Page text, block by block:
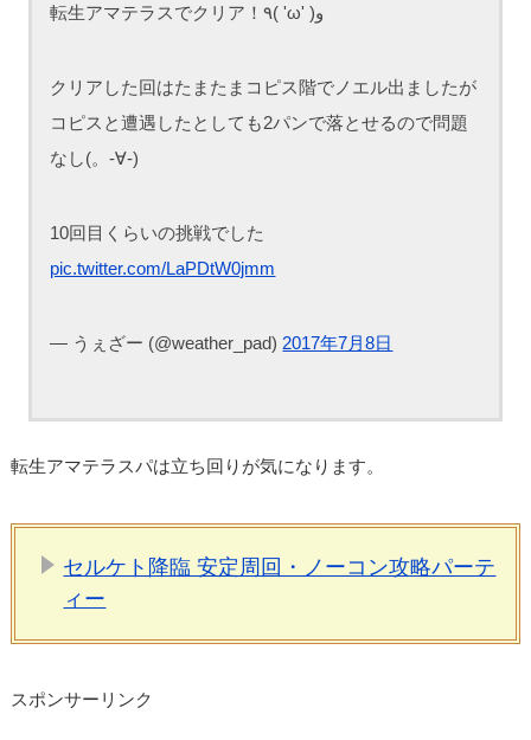
転生アマテラスでクリア！٩( 'ω' )و
クリアした回はたまたまコピス階でノエル出ましたが
コピスと遭遇したとしても2パンで落とせるので問題
なし(。-∀-)
10回目くらいの挑戦でした
pic.twitter.com/LaPDtW0jmm
— うぇざー (@weather_pad) 2017年7月8日
転生アマテラスパは立ち回りが気になります。
セルケト降臨 安定周回・ノーコン攻略パーテ
ィー
スポンサーリンク